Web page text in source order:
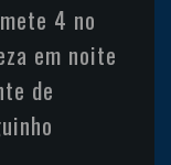
4 no
em noite
de